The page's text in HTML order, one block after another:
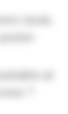
book,
at
?